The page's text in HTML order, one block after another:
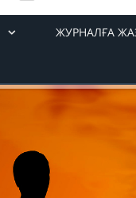
ЖУРНАЛҒА